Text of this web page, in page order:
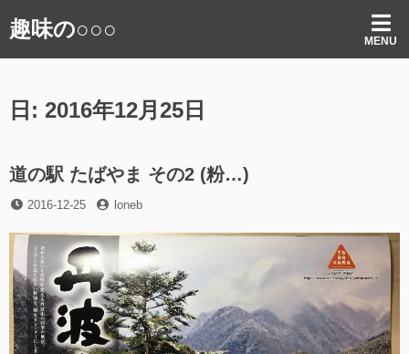
ン
ッ
趣味の○○○ MENU
日: 2016年12月25日
道の駅 たばやま その2 (粉…)
投
日
2016-12-25
投
者
loneb